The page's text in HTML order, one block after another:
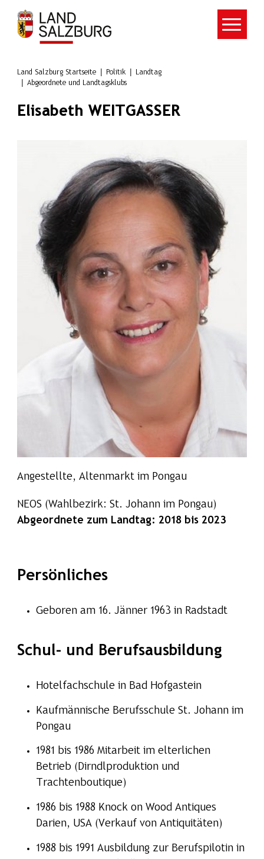
Zum Hauptinhalt springen
Land Salzburg Startseite Politik
Landtag
Abgeordnete und Landtagsklubs
Elisabeth WEITGASSER
Angestellte, Altenmarkt im Pongau
NEOS (Wahlbezirk: St. Johann im Pongau)
Abgeordnete zum Landtag: 2018 bis 2023
Persönliches
Geboren am 16. Jänner 1963 in Radstadt
Schul- und Berufsausbildung
Hotelfachschule in Bad Hofgastein
Kaufmännische Berufsschule St. Johann im
Pongau
1981 bis 1986 Mitarbeit im elterlichen
Betrieb (Dirndlproduktion und
Trachtenboutique)
1986 bis 1988 Knock on Wood Antiques
Darien, USA (Verkauf von Antiquitäten)
1988 bis 1991 Ausbildung zur Berufspilotin in